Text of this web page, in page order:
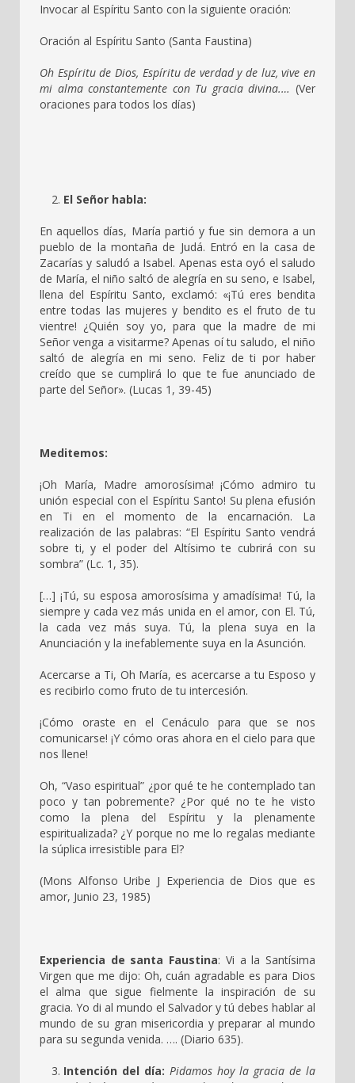
Invocar al Espíritu Santo con la siguiente oración:
Oración al Espíritu Santo (Santa Faustina)
Oh Espíritu de Dios, Espíritu de verdad y de luz, vive en
mi alma constantemente con Tu gracia divina.… (Ver
oraciones para todos los días)
El Señor habla:
En aquellos días, María partió y fue sin demora a un
pueblo de la montaña de Judá. Entró en la casa de
Zacarías y saludó a Isabel. Apenas esta oyó el saludo
de María, el niño saltó de alegría en su seno, e Isabel,
llena del Espíritu Santo, exclamó: «¡Tú eres bendita
entre todas las mujeres y bendito es el fruto de tu
vientre! ¿Quién soy yo, para que la madre de mi
Señor venga a visitarme? Apenas oí tu saludo, el niño
saltó de alegría en mi seno. Feliz de ti por haber
creído que se cumplirá lo que te fue anunciado de
parte del Señor». (Lucas 1, 39-45)
Meditemos:
¡Oh María, Madre amorosísima! ¡Cómo admiro tu
unión especial con el Espíritu Santo! Su plena efusión
en Ti en el momento de la encarnación. La
realización de las palabras: “El Espíritu Santo vendrá
sobre ti, y el poder del Altísimo te cubrirá con su
sombra” (Lc. 1, 35).
[…] ¡Tú, su esposa amorosísima y amadísima! Tú, la
siempre y cada vez más unida en el amor, con El. Tú,
la cada vez más suya. Tú, la plena suya en la
Anunciación y la inefablemente suya en la Asunción.
Acercarse a Ti, Oh María, es acercarse a tu Esposo y
es recibirlo como fruto de tu intercesión.
¡Cómo oraste en el Cenáculo para que se nos
comunicarse! ¡Y cómo oras ahora en el cielo para que
nos llene!
Oh, “Vaso espiritual” ¿por qué te he contemplado tan
poco y tan pobremente? ¿Por qué no te he visto
como la plena del Espíritu y la plenamente
espiritualizada? ¿Y porque no me lo regalas mediante
la súplica irresistible para El?
(Mons Alfonso Uribe J Experiencia de Dios que es
amor, Junio 23, 1985)
Experiencia de santa Faustina: Vi a la Santísima
Virgen que me dijo: Oh, cuán agradable es para Dios
el alma que sigue fielmente la inspiración de su
gracia. Yo di al mundo el Salvador y tú debes hablar al
mundo de su gran misericordia y preparar al mundo
para su segunda venida. …. (Diario 635).
Intención del día: Pidamos hoy la gracia de la